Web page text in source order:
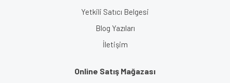
Yetkili Satıcı Belgesi
Blog Yazıları
İletişim
Online Satış Mağazası